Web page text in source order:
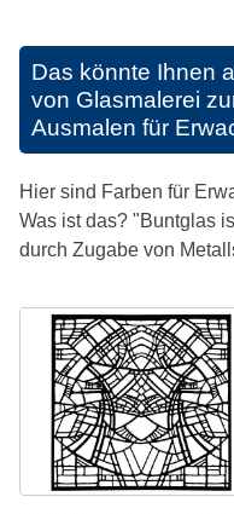
Das könnte Ihnen
von Glasmalerei
Ausmalen für
Hier sind Farben für
Was ist das? "Buntglas
durch Zugabe von